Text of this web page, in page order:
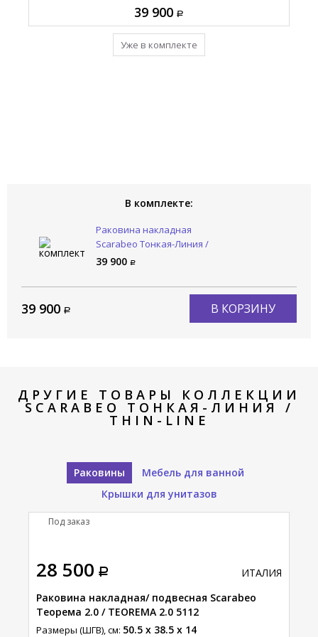
39 900
Уже в комплекте
10 925
Добавить в комплект
В комплекте:
Раковина накладная
Scarabeo Тонкая-Линия /
THIN-LINE 8009/49
39 900
39 900 В КОРЗИНУ
ДРУГИЕ ТОВАРЫ КОЛЛЕКЦИИ
SCARABEO ТОНКАЯ-ЛИНИЯ /
THIN-LINE
Раковины
Мебель для ванной
Крышки для унитазов
28 500
ИТАЛИЯ
Раковина накладная/ подвесная Scarabeo
Теорема 2.0 / TEOREMA 2.0 5112
Размеры (ШГВ), см: 50.5 x 38.5 x 14
Под заказ